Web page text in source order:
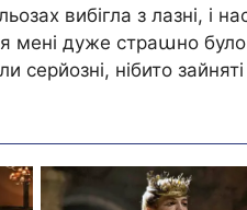
вибігла з лазні, і
мені дуже страաно було
серйозні, нібито